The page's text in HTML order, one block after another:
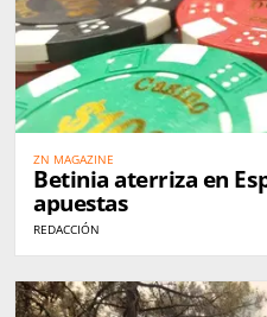
ZN MAGAZINE
Betinia aterriza en
apuestas
REDACCIÓN